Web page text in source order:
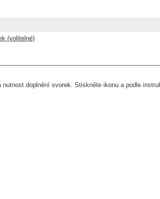
(volitelné)
doplnění svorek. Stiskněte ikonu a podle